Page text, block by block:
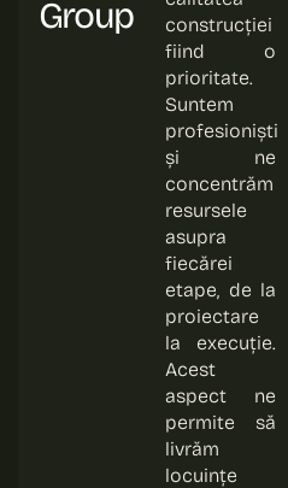
Group
construcției
fiind o
prioritate.
Suntem
profesioniști
și ne
concentrăm
resursele
asupra
fiecărei
etape, de la
proiectare
la execuție.
Acest
aspect ne
permite să
livrăm
locuințe